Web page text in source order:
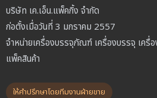
บริษัท เค.เอ็น.แพ็คกิ้ง จำกัด
ก่อตั้งเมื่อวันที่ 3 มกราคม 2557
จำหน่ายเครื่องบรรจุภัณฑ์ เครื่องบรรจุ เครื่
แพ็คสินค้า
ให้คำปรึกษาโดยทีมงานฝ่ายขาย